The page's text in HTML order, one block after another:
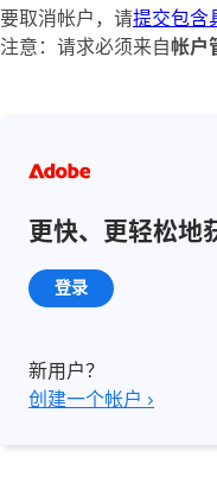
要取消帐户，请提交包含
注意：请求必须来自帐户
更快、更轻松地
登录
新用户？
创建一个帐户 ›